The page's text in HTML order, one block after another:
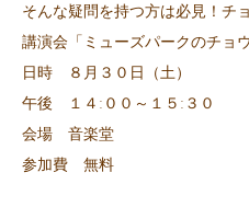
そんな疑問を持つ方は必見！チ
講演会「ミューズパークのチョ
日時 ８月３０日（土）
午後 １４ː００～１５ː３０
会場 音楽堂
参加費 無料